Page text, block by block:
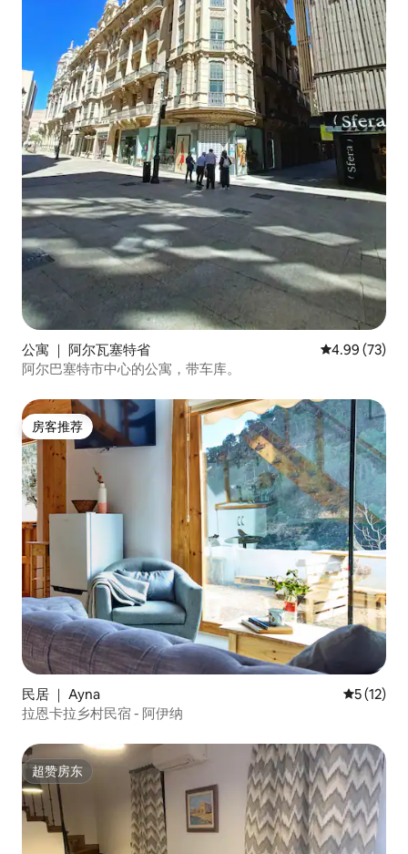
公寓 ｜ 阿尔瓦塞特省 平均评分
4.99 (73)
阿尔巴塞特市中心的公寓，带车库。
房客推荐
房客推荐
民居 ｜ Ayna 平均评分
5 (12)
拉恩卡拉乡村民宿 - 阿伊纳
超赞房东
超赞房东